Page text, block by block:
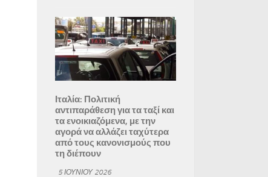
Ιταλία: Πολιτική
αντιπαράθεση για τα ταξί και
τα ενοικιαζόμενα, με την
αγορά να αλλάζει ταχύτερα
από τους κανονισμούς που
τη διέπουν
5 ΙΟΥΝΊΟΥ 2026